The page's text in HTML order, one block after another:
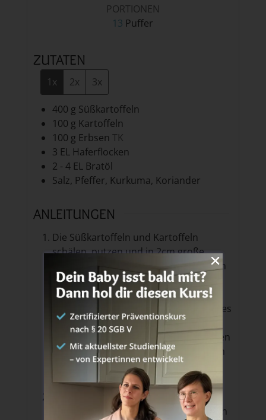
PORTIONEN
13 Puffer
ZUTATEN
1x 2x 3x
400 g Süßkartoffeln
100 g Kartoffeln
100 g Erbsen TK
3 EL Haferflocken
2 - 4 EL Bratöl
Salz, Pfeffer, Kurkuma, Koriander
ANLEITUNGEN
Die Süßkartoffeln und Kartoffeln
schälen, putzen und in 2cm große
Würfel schneiden und in einem kleinen
Topf mit Wasser weich kochen lassen.
Das dauert etwa 20 Minuten. Mit der
Gabel kannst du vorsichtig testen, ob es
schon soweit ist. Danach in ein Sieb
schütten und sehr gut abtropfen lassen
bevor du sie in einer Schüssel mit dem
Kartoffelstampfer oder einer Gabel zu
Brei zerdrückst.
In der Zwischenzeit kannst du die TK-
Erbsen in einen Messbecher o.ä. geben